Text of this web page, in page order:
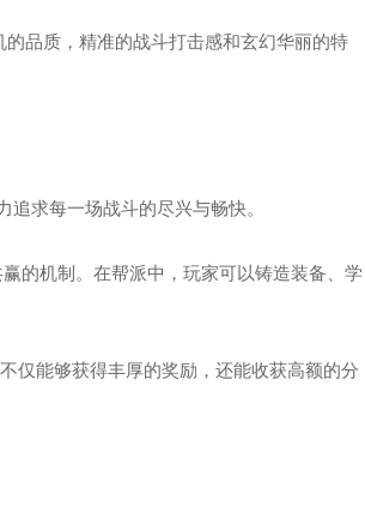
品质，精准的战斗打击感和玄幻华丽的特
求每一场战斗的尽兴与畅快。
的机制。在帮派中，玩家可以铸造装备、学
能够获得丰厚的奖励，还能收获高额的分